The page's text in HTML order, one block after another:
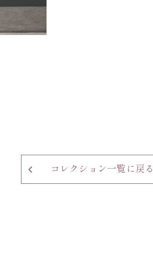
コレクション一覧に戻る